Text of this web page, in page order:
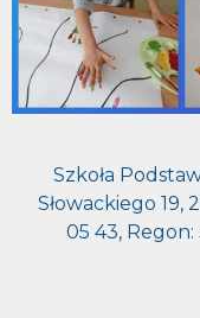
Szkoła
Słowackiego 19,
05 43,